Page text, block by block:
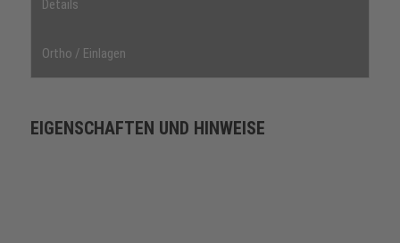
Details
Ortho / Einlagen
EIGENSCHAFTEN UND HINWEISE